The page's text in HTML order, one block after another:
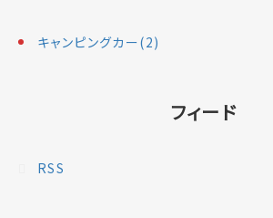
キャンピングカー(2)
フィード
RSS